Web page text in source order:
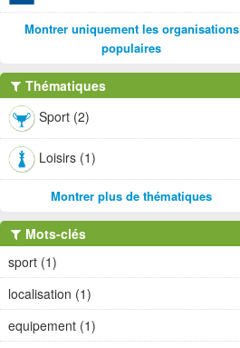
Montrer uniquement les organisations
populaires
Thématiques
Sport (2)
Loisirs (1)
Montrer plus de thématiques
Mots-clés
sport (1)
localisation (1)
equipement (1)